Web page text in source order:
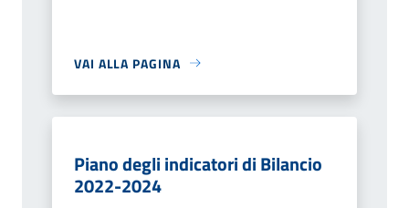
VAI ALLA PAGINA
Piano degli indicatori di Bilancio
2022-2024